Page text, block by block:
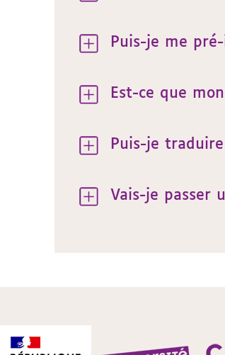
Puis-je me
Est-ce que
Puis-je
Vais-je passer